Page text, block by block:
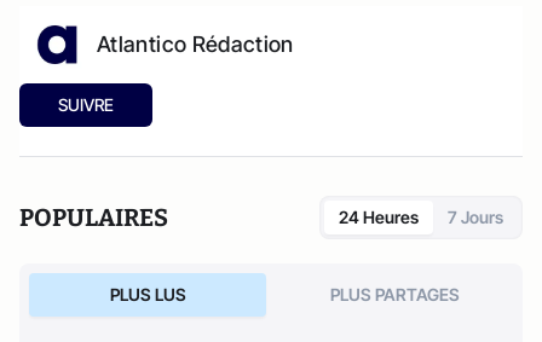
Atlantico Rédaction
SUIVRE
POPULAIRES 24 Heures 7 Jours
PLUS LUS PLUS PARTAGES